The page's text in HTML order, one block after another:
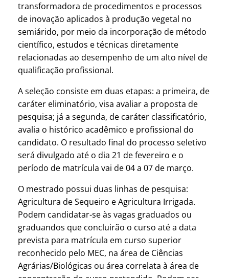
transformadora de procedimentos e processos
de inovação aplicados à produção vegetal no
semiárido, por meio da incorporação de método
científico, estudos e técnicas diretamente
relacionadas ao desempenho de um alto nível de
qualificação profissional.
A seleção consiste em duas etapas: a primeira, de
caráter eliminatório, visa avaliar a proposta de
pesquisa; já a segunda, de caráter classificatório,
avalia o histórico acadêmico e profissional do
candidato. O resultado final do processo seletivo
será divulgado até o dia 21 de fevereiro e o
período de matrícula vai de 04 a 07 de março.
O mestrado possui duas linhas de pesquisa:
Agricultura de Sequeiro e Agricultura Irrigada.
Podem candidatar-se às vagas graduados ou
graduandos que concluirão o curso até a data
prevista para matrícula em curso superior
reconhecido pelo MEC, na área de Ciências
Agrárias/Biológicas ou área correlata à área de